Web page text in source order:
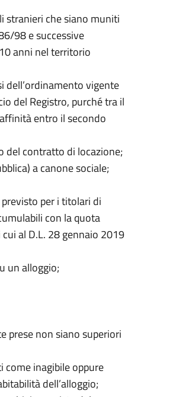
stranieri che siano muniti
98 e successive
anni nel territorio
dell’ordinamento vigente
del Registro, purché tra il
entro il secondo
del contratto di locazione;
a canone sociale;
per i titolari di
con la quota
al D.L. 28 gennaio 2019
un alloggio;
prese non siano superiori
come inagibile oppure
dell’alloggio;